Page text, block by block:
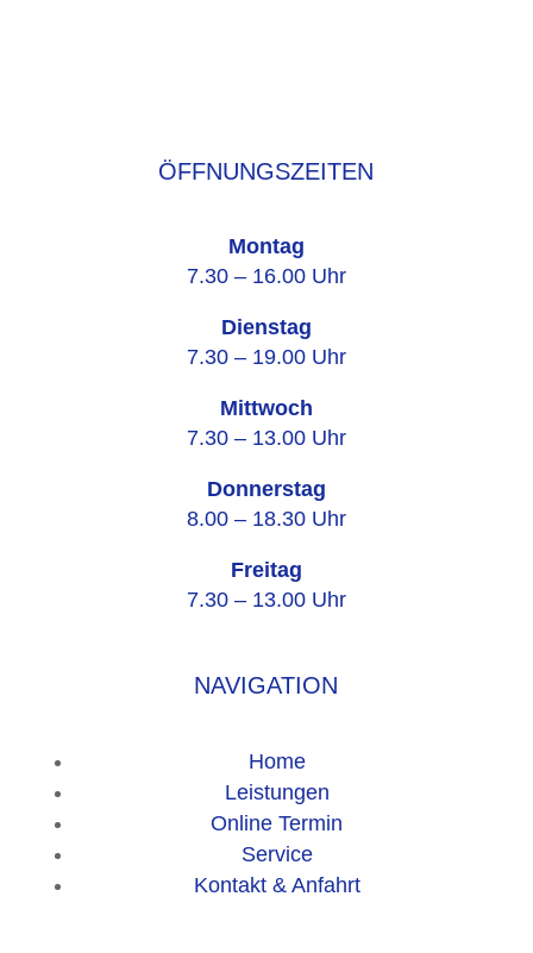
ÖFFNUNGS­ZEITEN
Montag
7.30 – 16.00 Uhr
Dienstag
7.30 – 19.00 Uhr
Mittwoch
7.30 – 13.00 Uhr
Donnerstag
8.00 – 18.30 Uhr
Freitag
7.30 – 13.00 Uhr
NAVIGATION
Home
Leistungen
Online Termin
Service
Kontakt & Anfahrt